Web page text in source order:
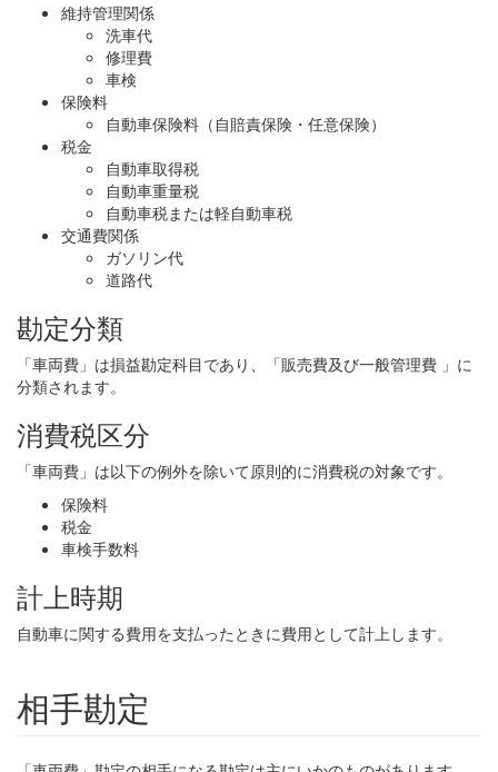
維持管理関係
洗車代
修理費
車検
保険料
自動車保険料（自賠責保険・任意保険）
税金
自動車取得税
自動車重量税
自動車税または軽自動車税
交通費関係
ガソリン代
道路代
勘定分類
「車両費」は損益勘定科目であり、「販売費及び一般管理費 」に
分類されます。
消費税区分
「車両費」は以下の例外を除いて原則的に消費税の対象です。
保険料
税金
車検手数料
計上時期
自動車に関する費用を支払ったときに費用として計上します。
相手勘定